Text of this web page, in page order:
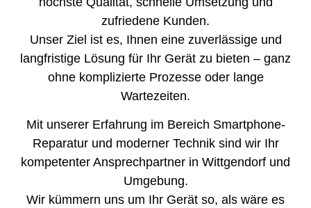
zufriedene Kunden.
Unser Ziel ist es, Ihnen eine zuverlässige und
langfristige Lösung für Ihr Gerät zu bieten – ganz
ohne komplizierte Prozesse oder lange
Wartezeiten.
Mit unserer Erfahrung im Bereich Smartphone-
Reparatur und moderner Technik sind wir Ihr
kompetenter Ansprechpartner in Wittgendorf und
Umgebung.
Wir kümmern uns um Ihr Gerät so, als wäre es